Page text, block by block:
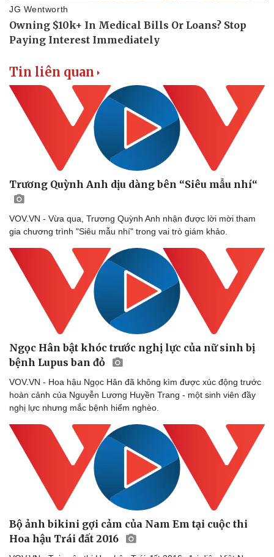
Sức khỏe
Cây thuốc
Sản phụ khoa
Nhi khoa
Nam khoa
Làm đẹp - giảm cân
Phòng mạch online
Ăn sạch sống khỏe
Đời sống
Blog
Tình yêu - Gia đình
Tin liên quan
Trương Quỳnh Anh dịu dàng bên “Siêu mẫu nhí“
VOV.VN - Vừa qua, Trương Quỳnh Anh nhận được lời mời tham
gia chương trình "Siêu mẫu nhí" trong vai trò giám khảo.
Ngọc Hân bật khóc trước nghị lực của nữ sinh bị
bệnh Lupus ban đỏ
VOV.VN - Hoa hậu Ngọc Hân đã không kìm được xúc động trước
hoàn cảnh của Nguyễn Lương Huyền Trang - một sinh viên đầy
nghị lực nhưng mắc bệnh hiểm nghèo.
Bộ ảnh bikini gợi cảm của Nam Em tại cuộc thi
Hoa hậu Trái đất 2016